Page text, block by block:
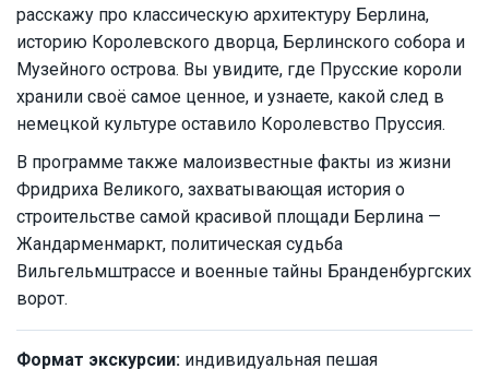
расскажу про классическую архитектуру Берлина,
историю Королевского дворца, Берлинского собора и
Музейного острова. Вы увидите, где Прусские короли
хранили своё самое ценное, и узнаете, какой след в
немецкой культуре оставило Королевство Пруссия.
В программе также малоизвестные факты из жизни
Фридриха Великого, захватывающая история о
строительстве самой красивой площади Берлина —
Жандарменмаркт, политическая судьба
Вильгельмштрассе и военные тайны Бранденбургских
ворот.
Формат экскурсии: индивидуальная пешая